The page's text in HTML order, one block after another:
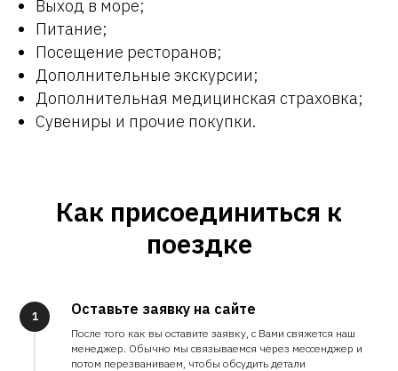
Выход в море;
Питание;
Посещение ресторанов;
Дополнительные экскурсии;
Дополнительная медицинская страховка;
Сувениры и прочие покупки.
Как присоединиться к
поездке
Оставьте заявку на сайте
После того как вы оставите заявку, с Вами свяжется наш
менеджер. Обычно мы связываемся через мессенджер и
потом перезваниваем, чтобы обсудить детали